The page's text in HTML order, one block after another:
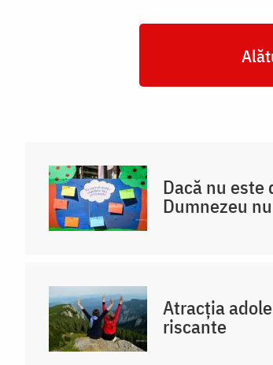
Dacă nu
Dumnezeu
Atracția
riscante